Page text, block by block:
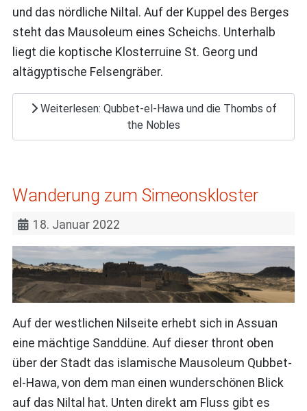
und das nördliche Niltal. Auf der Kuppel des Berges
steht das Mausoleum eines Scheichs. Unterhalb
liegt die koptische Klosterruine St. Georg und
altägyptische Felsengräber.
Weiterlesen: Qubbet-el-Hawa und die Thombs of
the Nobles
Wanderung zum Simeonskloster
18. Januar 2022
Auf der westlichen Nilseite erhebt sich in Assuan
eine mächtige Sanddüne. Auf dieser thront oben
über der Stadt das islamische Mausoleum Qubbet-
el-Hawa, von dem man einen wunderschönen Blick
auf das Niltal hat. Unten direkt am Fluss gibt es